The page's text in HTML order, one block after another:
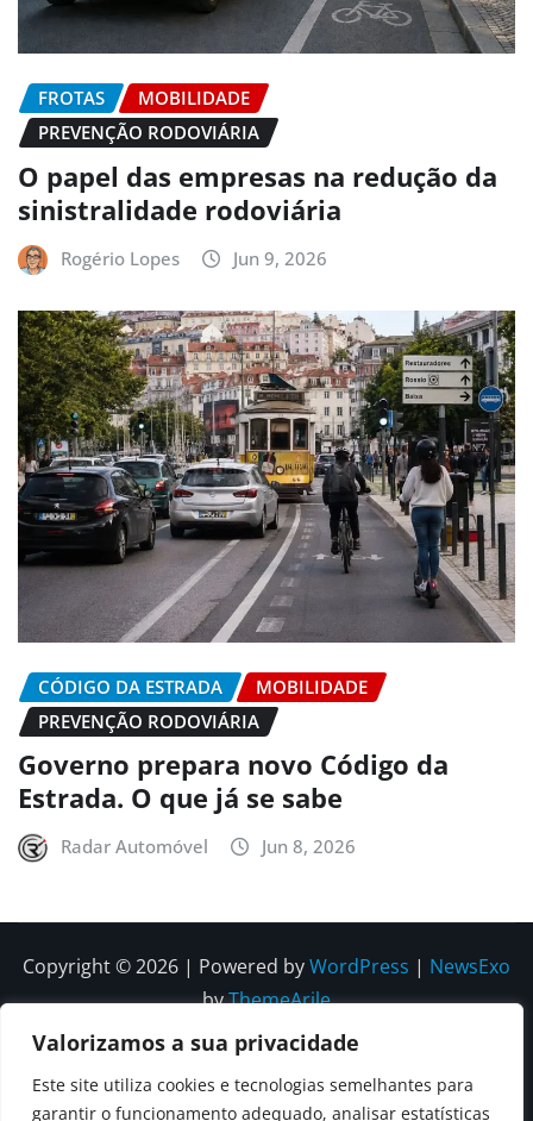
Valorizamos a sua privacidade
Este site utiliza cookies e tecnologias semelhantes para
garantir o funcionamento adequado, analisar estatísticas
FROTAS
MOBILIDADE
PREVENÇÃO RODOVIÁRIA
O papel das empresas na redução da
sinistralidade rodoviária
Rogério Lopes Jun 9, 2026
CÓDIGO DA ESTRADA
MOBILIDADE
PREVENÇÃO RODOVIÁRIA
Governo prepara novo Código da
Estrada. O que já se sabe
Radar Automóvel Jun 8, 2026
Copyright © 2026 | Powered byWordPress | NewsExo
byThemeArile
Somos
Editorial
Privacidade
correções e